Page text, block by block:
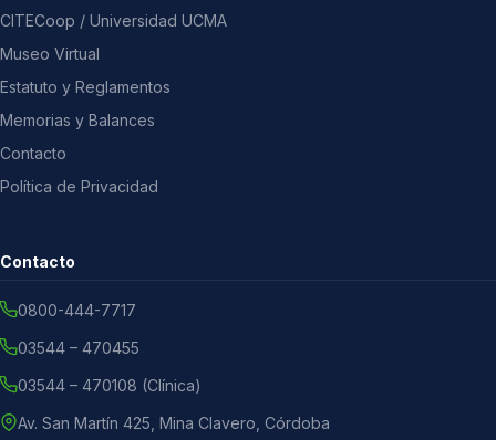
CITECoop / Universidad UCMA
Museo Virtual
Estatuto y Reglamentos
Memorias y Balances
Contacto
Política de Privacidad
Contacto
0800-444-7717
03544 – 470455
03544 – 470108 (Clínica)
Av. San Martín 425, Mina Clavero, Córdoba